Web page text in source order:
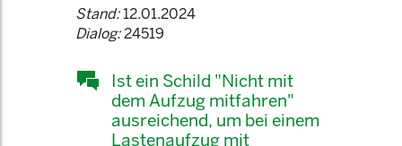
Stand:12.01.2024
Dialog:24519
Ist ein Schild "Nicht mit
dem Aufzug mitfahren"
ausreichend, um bei einem
Lastenaufzug mit